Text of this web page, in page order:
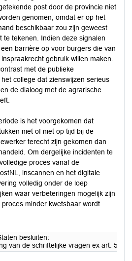
post door de provincie niet
genomen, omdat er op het
beschikbaar zou zijn geweest
te tekenen. Indien deze signalen
barrière op voor burgers die van
gebruik willen maken.
met de publieke
college dat zienswijzen serieus
de dialoog met de agrarische
is het voorgekomen dat
niet of niet op tijd bij de
terecht zijn gekomen dan
Om dergelijke incidenten te
proces vanaf de
inscannen en het digitale
volledig onder de loep
waar verbeteringen mogelijk zijn
minder kwetsbaar wordt.
besluiten:
van de schriftelijke vragen ex art. 51